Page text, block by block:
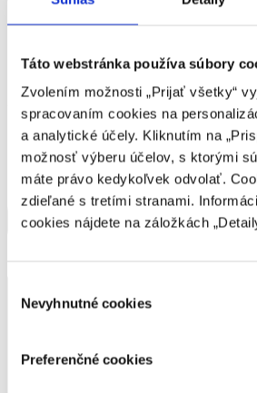
Táto webstránka používa súbory
Zvolením možnosti „Prijať všetky“
spracovaním cookies na
a analytické účely. Kliknutím na
možnosť výberu účelov, s ktorými
máte právo kedykoľvek odvolať.
zdieľané s tretími stranami.
cookies nájdete na záložkách
súhlasu
Nevyhnutné cookies
Preferenčné cookies
+421 905 717 273